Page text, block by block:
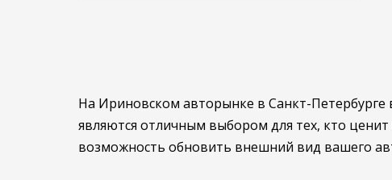
На Ириновском авторынке в Санкт-
являются отличным выбором для тех, кто
возможность обновить внешний вид вашего